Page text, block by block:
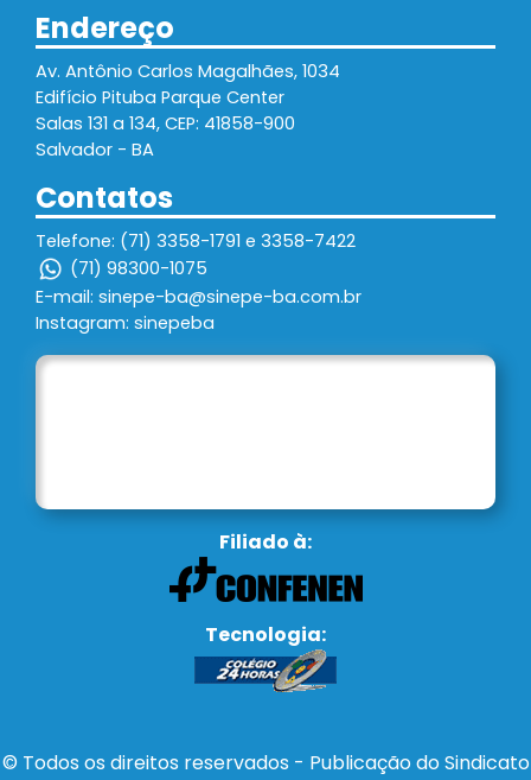
Endereço
Av. Antônio Carlos Magalhães, 1034
Edifício Pituba Parque Center
Salas 131 a 134, CEP: 41858-900
Salvador - BA
Contatos
Telefone: (71) 3358-1791 e 3358-7422
(71) 98300-1075
E-mail: sinepe-ba@sinepe-ba.com.br
Instagram: sinepeba
Filiado à:
Tecnologia:
© Todos os direitos reservados - Publicação do Sindicato